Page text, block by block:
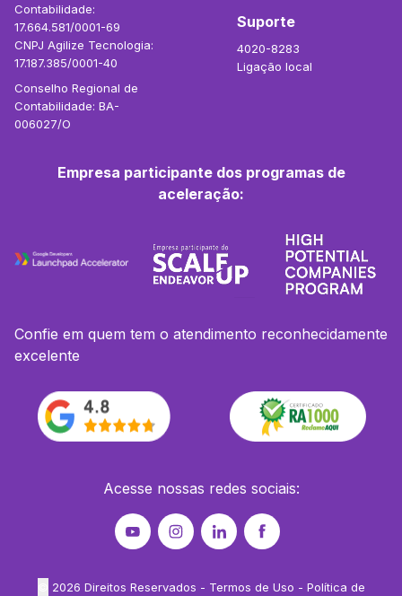
Contabilidade:
17.664.581/0001-69
CNPJ Agilize Tecnologia:
17.187.385/0001-40
Conselho Regional de
Contabilidade: BA-
006027/O
Suporte
4020-8283
Ligação local
Empresa participante dos programas de
aceleração:
Confie em quem tem o atendimento reconhecidamente
excelente
Acesse nossas redes sociais:
2026 Direitos Reservados - Termos de Uso - Política de